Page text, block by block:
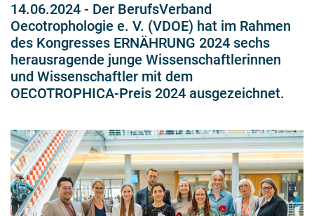
14.06.2024 - Der BerufsVerband
Oecotrophologie e. V. (VDOE) hat im Rahmen
des Kongresses ERNÄHRUNG 2024 sechs
herausragende junge Wissenschaftlerinnen
und Wissenschaftler mit dem
OECOTROPHICA-Preis 2024 ausgezeichnet.